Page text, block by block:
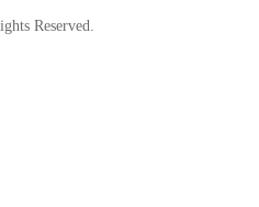
Reserved.